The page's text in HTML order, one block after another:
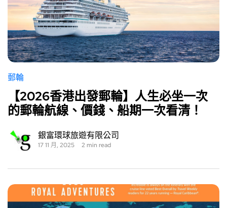
郵輪
【2026香港出發郵輪】人生必坐一次
的郵輪航線、價錢、船期一次看清！
銀富環球旅遊有限公司
17 11 月, 2025 2 min read